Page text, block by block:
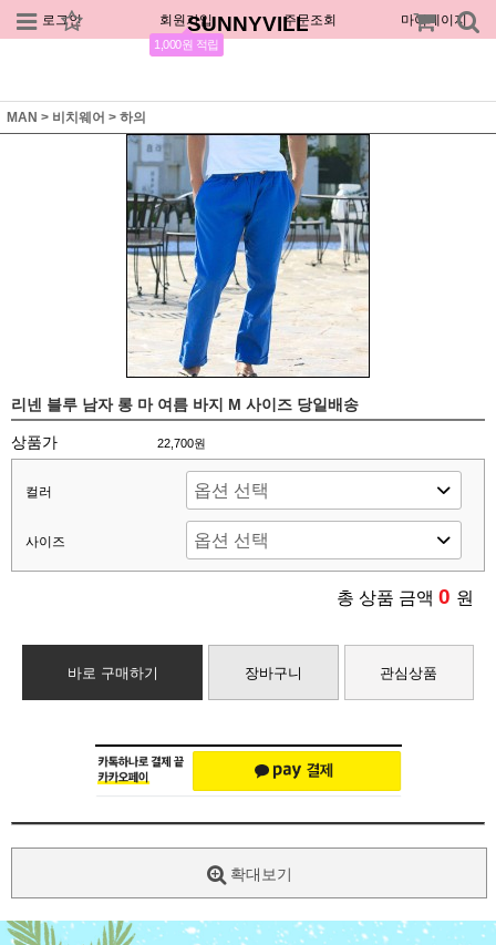
로그인 회원가입
1,000원 적립
주문조회 마이페이지
SUNNYVILL
MAN > 비치웨어 > 하의
리넨 블루 남자 롱 마 여름 바지 M 사이즈 당일배송
상품가 22,700원
컬러
사이즈
총 상품 금액 0 원
바로 구매하기 장바구니 관심상품
확대보기